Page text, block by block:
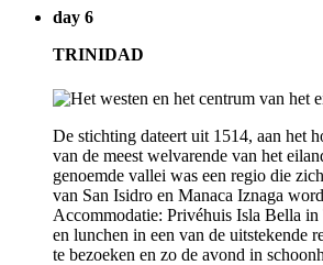
day 6
TRINIDAD
De stichting dateert uit 1514, aan het
van de meest welvarende van het
genoemde vallei was een regio die
van San Isidro en Manaca Iznaga
Accommodatie: Privéhuis Isla Bella
en lunchen in een van de uitstekende
te bezoeken en zo de avond in